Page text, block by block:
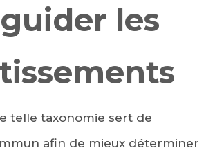
les
telle taxonomie sert de
afin de mieux déterminer